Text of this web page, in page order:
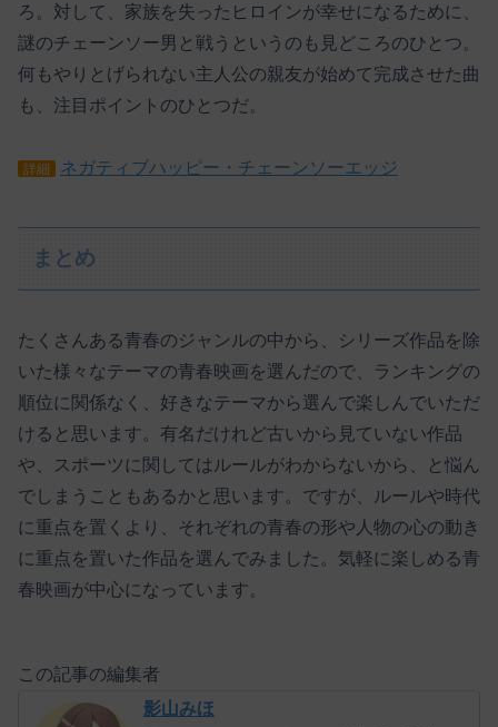
ろ。対して、家族を失ったヒロインが幸せになるために、
謎のチェーンソー男と戦うというのも見どころのひとつ。
何もやりとげられない主人公の親友が始めて完成させた曲
も、注目ポイントのひとつだ。
詳細 ネガティブハッピー・チェーンソーエッジ
まとめ
たくさんある青春のジャンルの中から、シリーズ作品を除
いた様々なテーマの青春映画を選んだので、ランキングの
順位に関係なく、好きなテーマから選んで楽しんでいただ
けると思います。有名だけれど古いから見ていない作品
や、スポーツに関してはルールがわからないから、と悩ん
でしまうこともあるかと思います。ですが、ルールや時代
に重点を置くより、それぞれの青春の形や人物の心の動き
に重点を置いた作品を選んでみました。気軽に楽しめる青
春映画が中心になっています。
この記事の編集者
影山みほ